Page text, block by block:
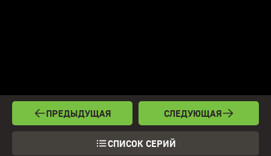
ПРЕДЫДУЩАЯ
СПИСОК СЕРИЙ
СЛЕДУЮЩАЯ